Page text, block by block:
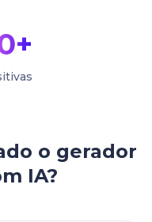
o gerador
IA?